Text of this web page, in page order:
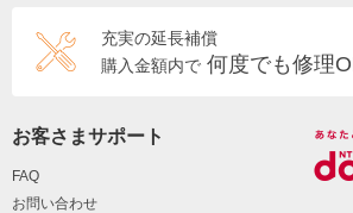
充実の延長補償
購入金額内で 何度でも修理
お客さまサポート
FAQ
お問い合わせ